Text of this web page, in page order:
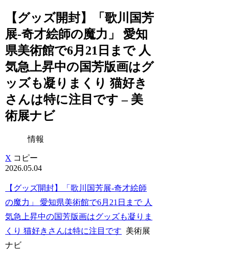
【グッズ開封】「歌川国芳
展-奇才絵師の魔力」 愛知
県美術館で6月21日まで 人
気急上昇中の国芳版画はグ
ッズも凝りまくり 猫好き
さんは特に注目です – 美
術展ナビ
情報
X コピー
2026.05.04
【グッズ開封】「歌川国芳展-奇才絵師
の魔力」 愛知県美術館で6月21日まで 人
気急上昇中の国芳版画はグッズも凝りま
くり 猫好きさんは特に注目です 美術展
ナビ